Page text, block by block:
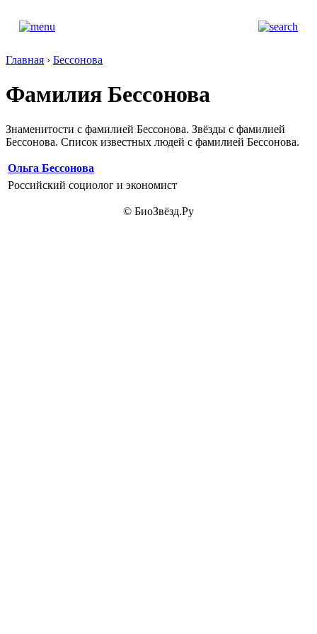
Главная › Бессонова
Фамилия Бессонова
Знаменитости с фамилией Бессонова. Звёзды с фамилией
Бессонова. Список известных людей с фамилией Бессонова.
Ольга Бессонова
Российский социолог и экономист
© БиоЗвёзд.Ру